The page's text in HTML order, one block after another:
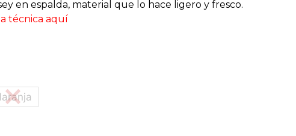
en espalda, material que lo hace ligero y fresco.
técnica aquí